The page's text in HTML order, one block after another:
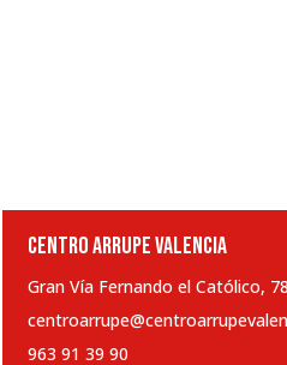
CENTRO ARRUPE VALENCIA
Gran Vía Fernando el Católico,
963 91 39 90